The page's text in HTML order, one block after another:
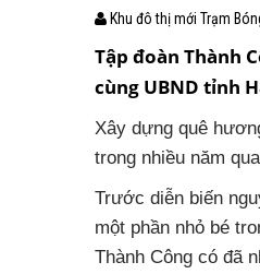
Khu đô thị mới Trạm
Tập đoàn Thành
cùng UBND tỉnh
Xây dựng quê
trong nhiều năm
Trước diễn biến
một phần nhỏ bé
Thành Công có đã